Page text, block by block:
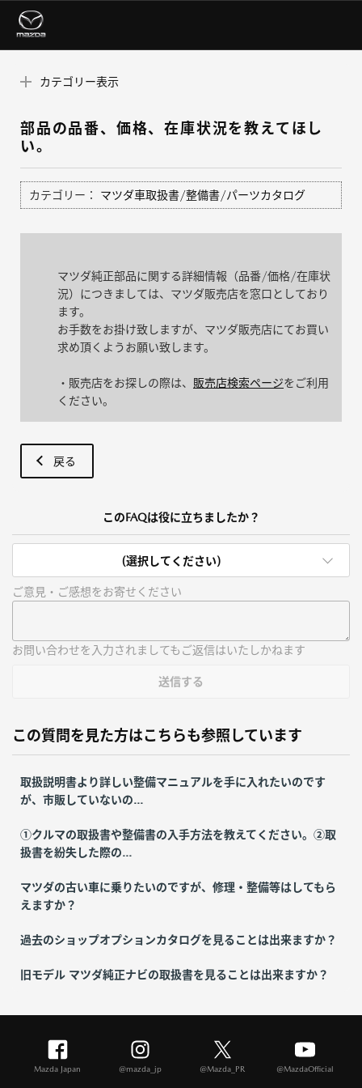
カテゴリー表示
部品の品番、価格、在庫状況を教えてほし
い。
カテゴリー： マツダ車取扱書/整備書/パーツカタログ
マツダ純正部品に関する詳細情報（品番/価格/在庫状
況）につきましては、マツダ販売店を窓口としており
ます。
お手数をお掛け致しますが、マツダ販売店にてお買い
求め頂くようお願い致します。
・販売店をお探しの際は、 販売店検索ページをご利用
ください。
戻る
このFAQは役に立ちましたか？
(選択してください)
ご意見・ご感想をお寄せください
お問い合わせを入力されましてもご返信はいたしかねます
送信する
この質問を見た方はこちらも参照しています
取扱説明書より詳しい整備マニュアルを手に入れたいのです
が、市販していないの...
①クルマの取扱書や整備書の入手方法を教えてください。②取
扱書を紛失した際の...
マツダの古い車に乗りたいのですが、修理・整備等はしてもら
えますか？
過去のショップオプションカタログを見ることは出来ますか？
旧モデル マツダ純正ナビの取扱書を見ることは出来ますか？
Mazda Japan @mazda_jp @Mazda_PR @MazdaOfficial